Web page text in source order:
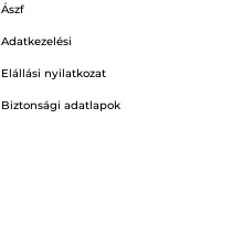
Ászf
Adatkezelési
Elállási nyilatkozat
Biztonsági adatlapok